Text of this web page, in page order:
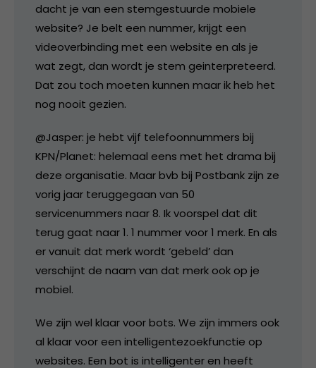
dacht je van een stemgestuurde mobiele
website? Je belt een nummer, krijgt een
videoverbinding met een website en als je
wat zegt, dan wordt je stem geinterpreteerd.
Dat zou toch moeten kunnen maar ik heb het
nog nooit gezien.
@Jasper: je hebt vijf telefoonnummers bij
KPN/Planet: helemaal eens met het drama bij
deze organisatie. Maar bvb bij Postbank zijn ze
vorig jaar teruggegaan van 50
servicenummers naar 8. Ik voorspel dat dit
terug gaat naar 1. 1 nummer voor 1 merk. En als
er vanuit dat merk wordt ‘gebeld’ dan
verschijnt de naam van dat merk ook op je
mobiel.
We zijn wel klaar voor bots. We zijn immers ook
al klaar voor een intelligentezoekfunctie op
websites. Een bot is intelligenter en heeft